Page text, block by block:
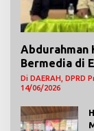
Abdurahman
Bermedia di
Di DAERAH, DPRD
14/06/2026